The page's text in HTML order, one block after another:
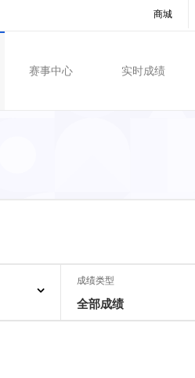
商城
赛事中心 实时成绩
成绩类型
全部成绩